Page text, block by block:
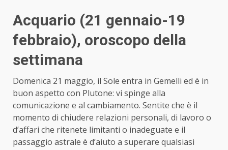
Acquario (21 gennaio-19
febbraio), oroscopo della
settimana
Domenica 21 maggio, il Sole entra in Gemelli ed è in
buon aspetto con Plutone: vi spinge alla
comunicazione e al cambiamento. Sentite che è il
momento di chiudere relazioni personali, di lavoro o
d’affari che ritenete limitanti o inadeguate e il
passaggio astrale è d’aiuto a superare qualsiasi